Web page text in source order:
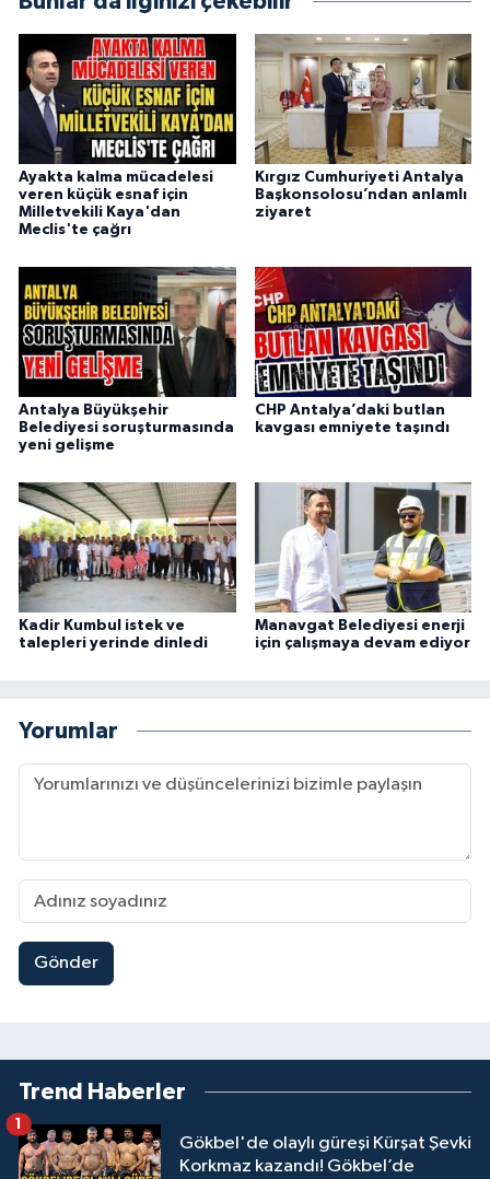
Ayakta kalma mücadelesi
veren küçük esnaf için
Milletvekili Kaya'dan
Meclis'te çağrı
Kırgız Cumhuriyeti Antalya
Başkonsolosu’ndan anlamlı
ziyaret
Antalya Büyükşehir
Belediyesi soruşturmasında
yeni gelişme
CHP Antalya’daki butlan
kavgası emniyete taşındı
Kadir Kumbul istek ve
talepleri yerinde dinledi
Manavgat Belediyesi enerji
için çalışmaya devam ediyor
Yorumlar
Gönder
Trend Haberler
Gökbel'de olaylı güreşi Kürşat Şevki
Korkmaz kazandı! Gökbel’de
1